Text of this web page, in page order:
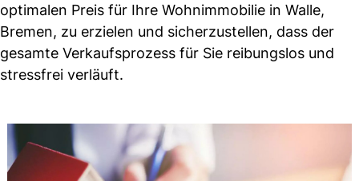
optimalen Preis für Ihre Wohnimmobilie in Walle,
Bremen, zu erzielen und sicherzustellen, dass der
gesamte Verkaufsprozess für Sie reibungslos und
stressfrei verläuft.